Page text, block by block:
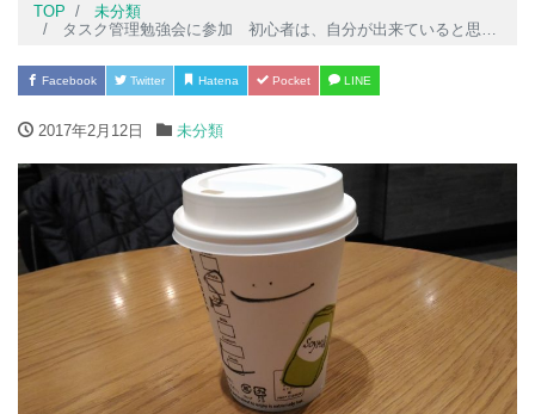
TOP
未分類
タスク管理勉強会に参加 初心者は、自分が出来ていると思うことが続ける秘訣
Facebook Twitter Hatena Pocket LINE
2017年2月12日 未分類